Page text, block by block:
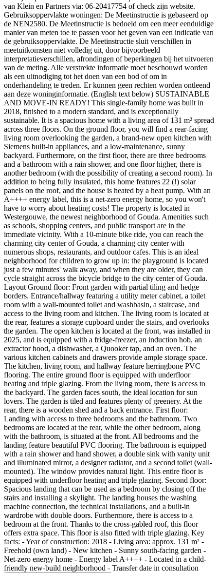
van Klein en Partners via: 06-20417754 of check zijn website.
Gebruiksoppervlakte woningen: De Meetinstructie is gebaseerd op
de NEN2580. De Meetinstructie is bedoeld om een meer eenduidige
manier van meten toe te passen voor het geven van een indicatie van
de gebruiksoppervlakte. De Meetinstructie sluit verschillen in
meetuitkomsten niet volledig uit, door bijvoorbeeld
interpretatieverschillen, afrondingen of beperkingen bij het uitvoeren
van de meting. Alle verstrekte informatie moet beschouwd worden
als een uitnodiging tot het doen van een bod of om in
onderhandeling te treden. Er kunnen geen rechten worden ontleend
aan deze woninginformatie. (English text below) SUSTAINABLE
AND MOVE-IN READY! This single-family home was built in
2018, finished to a modern standard, and is exceptionally
sustainable. It is a spacious home with a living area of 131 m² spread
across three floors. On the ground floor, you will find a rear-facing
living room overlooking the garden, a brand-new open kitchen with
Siemens built-in appliances, and a low-maintenance, sunny
backyard. Furthermore, on the first floor, there are three bedrooms
and a bathroom with a rain shower, and one floor higher, there is
another bedroom (with the possibility of creating a second room). In
addition to being fully insulated, this home features 22 (!) solar
panels on the roof, and the house is heated by a heat pump. With an
A++++ energy label, this is a net-zero energy home, so you won't
have to worry about heating costs! The property is located in
Westergouwe, the newest neighborhood of Gouda. Amenities such
as schools, shopping centers, and public transport are in the
immediate vicinity. With a 10-minute bike ride, you can reach the
charming city center of Gouda, a charming city center with
numerous shops, restaurants, and outdoor cafes. This is an ideal
neighborhood for children to grow up in: the playground is located
just a few minutes' walk away, and when they are older, they can
cycle straight across the bicycle bridge to the city center of Gouda.
Layout Ground floor: Front garden with partial tiling and hedge
borders. Entrance/hallway featuring a utility meter cabinet, a toilet
room with a wall-mounted toilet and washbasin, a staircase, and
access to the living room and kitchen. The living room is located at
the rear, features a storage cupboard under the stairs, and overlooks
the garden. The open kitchen is located at the front, was installed in
2025, and is equipped with a fridge-freezer, an induction hob, an
extractor hood, a dishwasher, a Quooker tap, and an oven. The
various kitchen cabinets and drawers provide ample storage space.
The kitchen, living room, and hallway feature herringbone PVC
flooring. The entire ground floor is equipped with underfloor
heating and triple glazing. From the living room, there is access to
the backyard. The garden faces south, the ideal location for sun
lovers. The garden is tiled and features plenty of greenery. At the
rear, there is a wooden shed and a back entrance. First floor:
Landing with access to three bedrooms and the bathroom. Two
bedrooms are located at the rear, while the other bedroom, along
with the bathroom, is situated at the front. All bedrooms and the
landing feature beautiful PVC flooring. The bathroom is equipped
with a rain shower and hand shower, a double sink with vanity unit
and illuminated mirror, a designer radiator, and a second toilet (wall-
mounted). The window provides natural light. This entire floor is
equipped with underfloor heating and triple glazing. Second floor:
Spacious landing that can be used as a bedroom by closing off the
stairs and installing a skylight. The landing houses the washing
machine connection, the technical installations, and a built-in
wardrobe with double doors. Furthermore, there is access to a
bedroom at the front. Thanks to the cross-gabled roof, this floor
offers extra space. This floor is also fitted with triple glazing. Key
facts: - Year of construction: 2018 - Living area: approx. 131 m² -
Freehold (own land) - New kitchen - Sunny south-facing garden -
Net-zero energy home - Energy label A++++ - Located in a child-
friendly new-build neighborhood - Transfer date in consultation